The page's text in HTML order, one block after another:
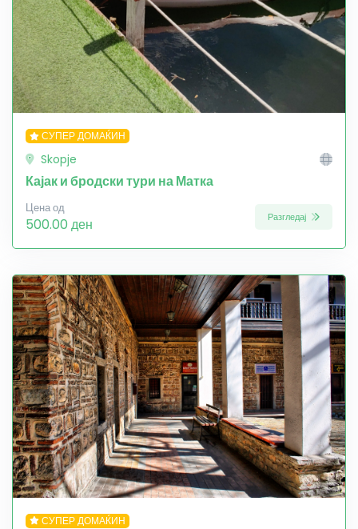
СУПЕР ДОМАЌИН
Skopje
Кајак и бродски тури на Матка
Цена од
500.00 ден Разгледај
СУПЕР ДОМАЌИН